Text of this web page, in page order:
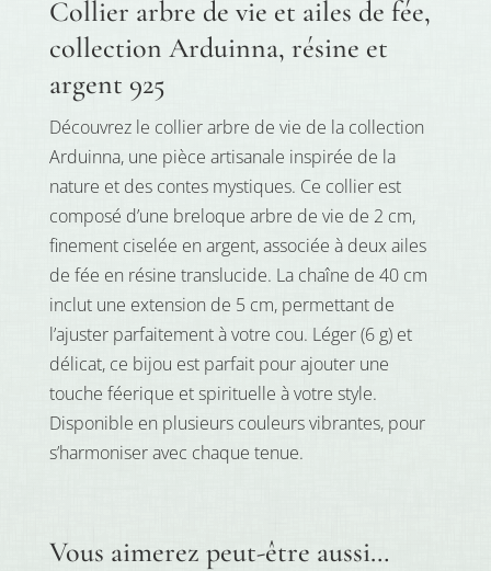
Collier arbre de vie et ailes de fée,
collection Arduinna, résine et
argent 925
Découvrez le collier arbre de vie de la collection
Arduinna, une pièce artisanale inspirée de la
nature et des contes mystiques. Ce collier est
composé d’une breloque arbre de vie de 2 cm,
finement ciselée en argent, associée à deux ailes
de fée en résine translucide. La chaîne de 40 cm
inclut une extension de 5 cm, permettant de
l’ajuster parfaitement à votre cou. Léger (6 g) et
délicat, ce bijou est parfait pour ajouter une
touche féerique et spirituelle à votre style.
Disponible en plusieurs couleurs vibrantes, pour
s’harmoniser avec chaque tenue.
Vous aimerez peut-être aussi…